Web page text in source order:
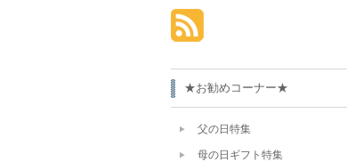
★お勧めコーナー★
父の日特集
母の日ギフト特集